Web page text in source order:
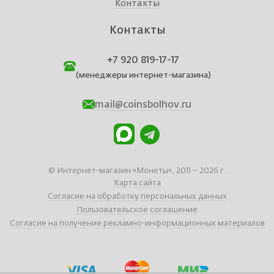
Контакты
Контакты
+7 920 819-17-17
(менеджеры интернет-магазина)
mail@coinsbolhov.ru
© Интернет-магазин «Монеты», 2011 – 2026 г.
Карта сайта
Согласие на обработку персональных данных
Пользовательское соглашение
Согласие на получение рекламно-информационных материалов